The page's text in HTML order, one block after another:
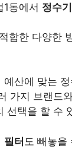
동에서 정수
합한 다양한
예산에 맞는
가지 브랜드
선택을 할 수
필터 도 빼놓을